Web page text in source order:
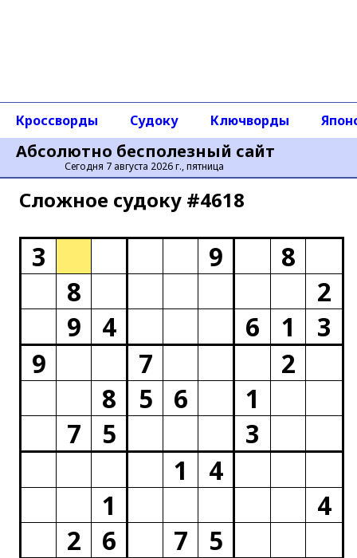
Абсолютно бесполезный сайт
Сегодня 7 августа 2026 г., пятница
Кроссворды Судоку Ключворды
Сложное cудоку #4618
3 9
8
8
2
9
4 6 1
3
9
7
2
8
5 6
1
7
5
3
1
4
1
4
2
6 7 5